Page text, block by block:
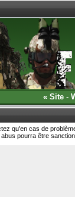
« Site -
qu'en cas de
pourra être